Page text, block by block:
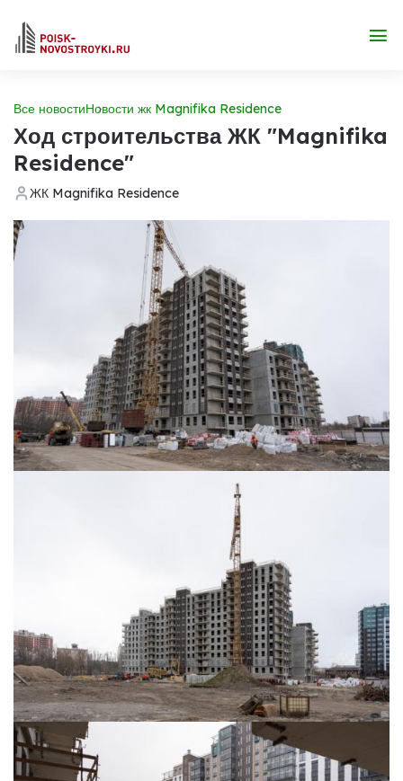
Все новостиНовости жк Magnifika Residence
Ход строительства ЖК "Magnifika
Residence"
ЖК Magnifika Residence